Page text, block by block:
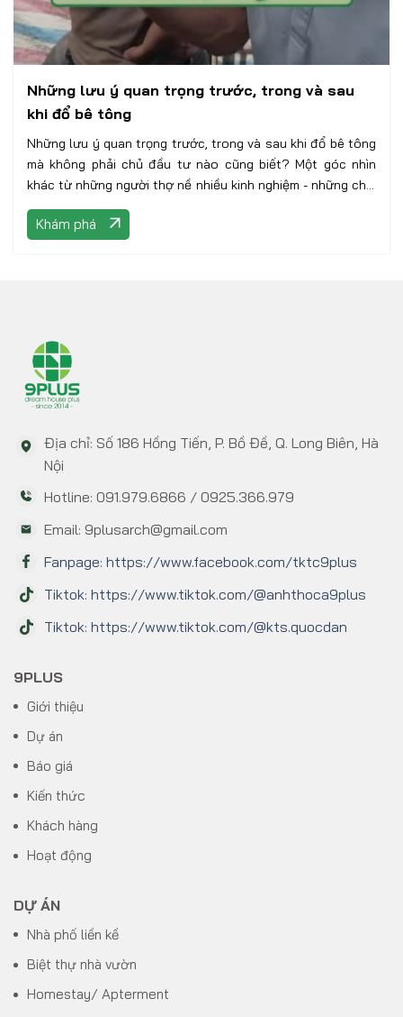
Những lưu ý quan trọng trước, trong và sau
khi đổ bê tông
Những lưu ý quan trọng trước, trong và sau khi đổ bê tông
mà không phải chủ đầu tư nào cũng biết? Một góc nhìn
khác từ những người thợ nề nhiều kinh nghiệm - những chia
sẻ chân thực sẽ giúp bạn có cái nhìn bao quát về công
đoạn này!
Khám phá
Địa chỉ: Số 186 Hồng Tiến, P. Bồ Đề, Q. Long Biên, Hà
Nội
Hotline: 091.979.6866 / 0925.366.979
Email: 9plusarch@gmail.com
Fanpage: https://www.facebook.com/tktc9plus
Tiktok: https://www.tiktok.com/@anhthoca9plus
Tiktok: https://www.tiktok.com/@kts.quocdan
9PLUS
Giới thiệu
Dự án
Báo giá
Kiến thức
Khách hàng
Hoạt động
DỰ ÁN
Nhà phố liền kề
Biệt thự nhà vườn
Homestay/ Apterment